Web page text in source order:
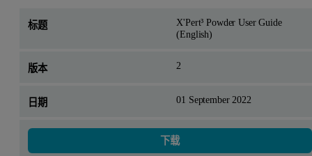
X'Pert³ Powder User Guide
(English)
2
01 September 2022
下载